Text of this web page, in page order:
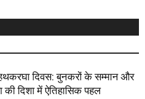
हथकरघा दिवस: बुनकरों के सम्मान और
की दिशा में ऐतिहासिक पहल